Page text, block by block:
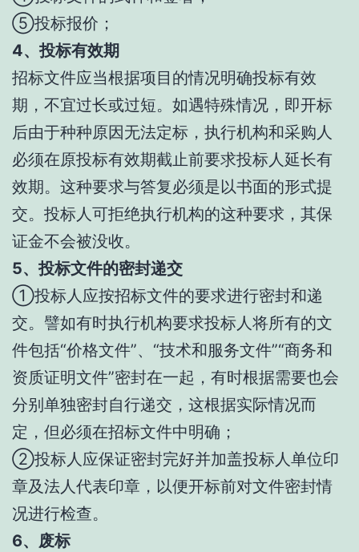
⑤投标报价；
4、投标有效期
招标文件应当根据项目的情况明确投标有效
期，不宜过长或过短。如遇特殊情况，即开标
后由于种种原因无法定标，执行机构和采购人
必须在原投标有效期截止前要求投标人延长有
效期。这种要求与答复必须是以书面的形式提
交。投标人可拒绝执行机构的这种要求，其保
证金不会被没收。
5、投标文件的密封递交
①投标人应按招标文件的要求进行密封和递
交。譬如有时执行机构要求投标人将所有的文
件包括“价格文件”、“技术和服务文件”“商务和
资质证明文件”密封在一起，有时根据需要也会
分别单独密封自行递交，这根据实际情况而
定，但必须在招标文件中明确；
②投标人应保证密封完好并加盖投标人单位印
章及法人代表印章，以便开标前对文件密封情
况进行检查。
6、废标